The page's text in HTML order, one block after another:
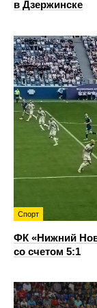
в Дзержинске
Спорт
ФК «Нижний
со счетом 5:1